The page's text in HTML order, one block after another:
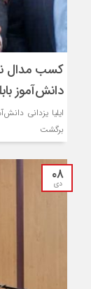
کسب مدال
دانش‌آموز
ایلیا یزدانی
برگشت
۰۸
دی